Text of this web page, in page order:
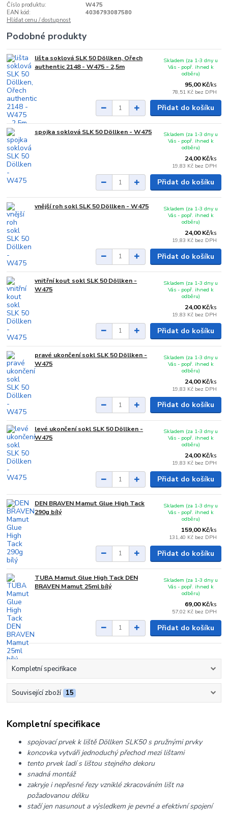
Číslo produktu:
W475
EAN kód:
4036793087580
Hlídat cenu / dostupnost
Podobné produkty
lišta soklová SLK 50 Döllken, Ořech
authentic 2148 - W475 - 2,5m
95,00 Kč/ks
78,51 Kč bez DPH
Skladem (za 1-3 dny u
Vás - popř. ihned k
odběru)
Přidat do košíku
spojka soklová SLK 50 Döllken - W475
24,00 Kč/ks
19,83 Kč bez DPH
Skladem (za 1-3 dny u
Vás - popř. ihned k
odběru)
Přidat do košíku
vnější roh sokl SLK 50 Döllken - W475
24,00 Kč/ks
19,83 Kč bez DPH
Skladem (za 1-3 dny u
Vás - popř. ihned k
odběru)
Přidat do košíku
vnitřní kout sokl SLK 50 Döllken -
W475
24,00 Kč/ks
19,83 Kč bez DPH
Skladem (za 1-3 dny u
Vás - popř. ihned k
odběru)
Přidat do košíku
pravé ukončení sokl SLK 50 Döllken -
W475
24,00 Kč/ks
19,83 Kč bez DPH
Skladem (za 1-3 dny u
Vás - popř. ihned k
odběru)
Přidat do košíku
levé ukončení sokl SLK 50 Döllken -
W475
24,00 Kč/ks
19,83 Kč bez DPH
Skladem (za 1-3 dny u
Vás - popř. ihned k
odběru)
Přidat do košíku
DEN BRAVEN Mamut Glue High Tack
290g bílý
159,00 Kč/ks
131,40 Kč bez DPH
Skladem (za 1-3 dny u
Vás - popř. ihned k
odběru)
Přidat do košíku
TUBA Mamut Glue High Tack DEN
BRAVEN Mamut 25ml bílý
69,00 Kč/ks
57,02 Kč bez DPH
Skladem (za 1-3 dny u
Vás - popř. ihned k
odběru)
Přidat do košíku
Kompletní specifikace
Související zboží 15
Kompletní specifikace
spojovací prvek k liště Döllken SLK50 s pružnými prvky
koncovka vytváři jednoduchý přechod mezi lištami
tento prvek ladí s lištou stejného dekoru
snadná montáž
zakryje i nepřesné řezy vzniklé zkracováním lišt na
požadovanou délku
stačí jen nasunout a výsledkem je pevné a efektivní spojení